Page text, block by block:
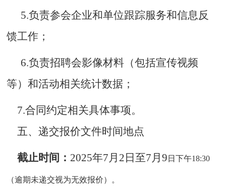
5.负责参会企业和单位跟踪服务和信息反
馈工作；
6.负责招聘会影像材料（包括宣传视频
等）和活动相关统计数据；
7.合同约定相关具体事项。
五、递交报价文件时间地点
截止时间： 2025年7 月 2 日至7 月9 日下午18:30
（逾期未递交视为无效报价）。